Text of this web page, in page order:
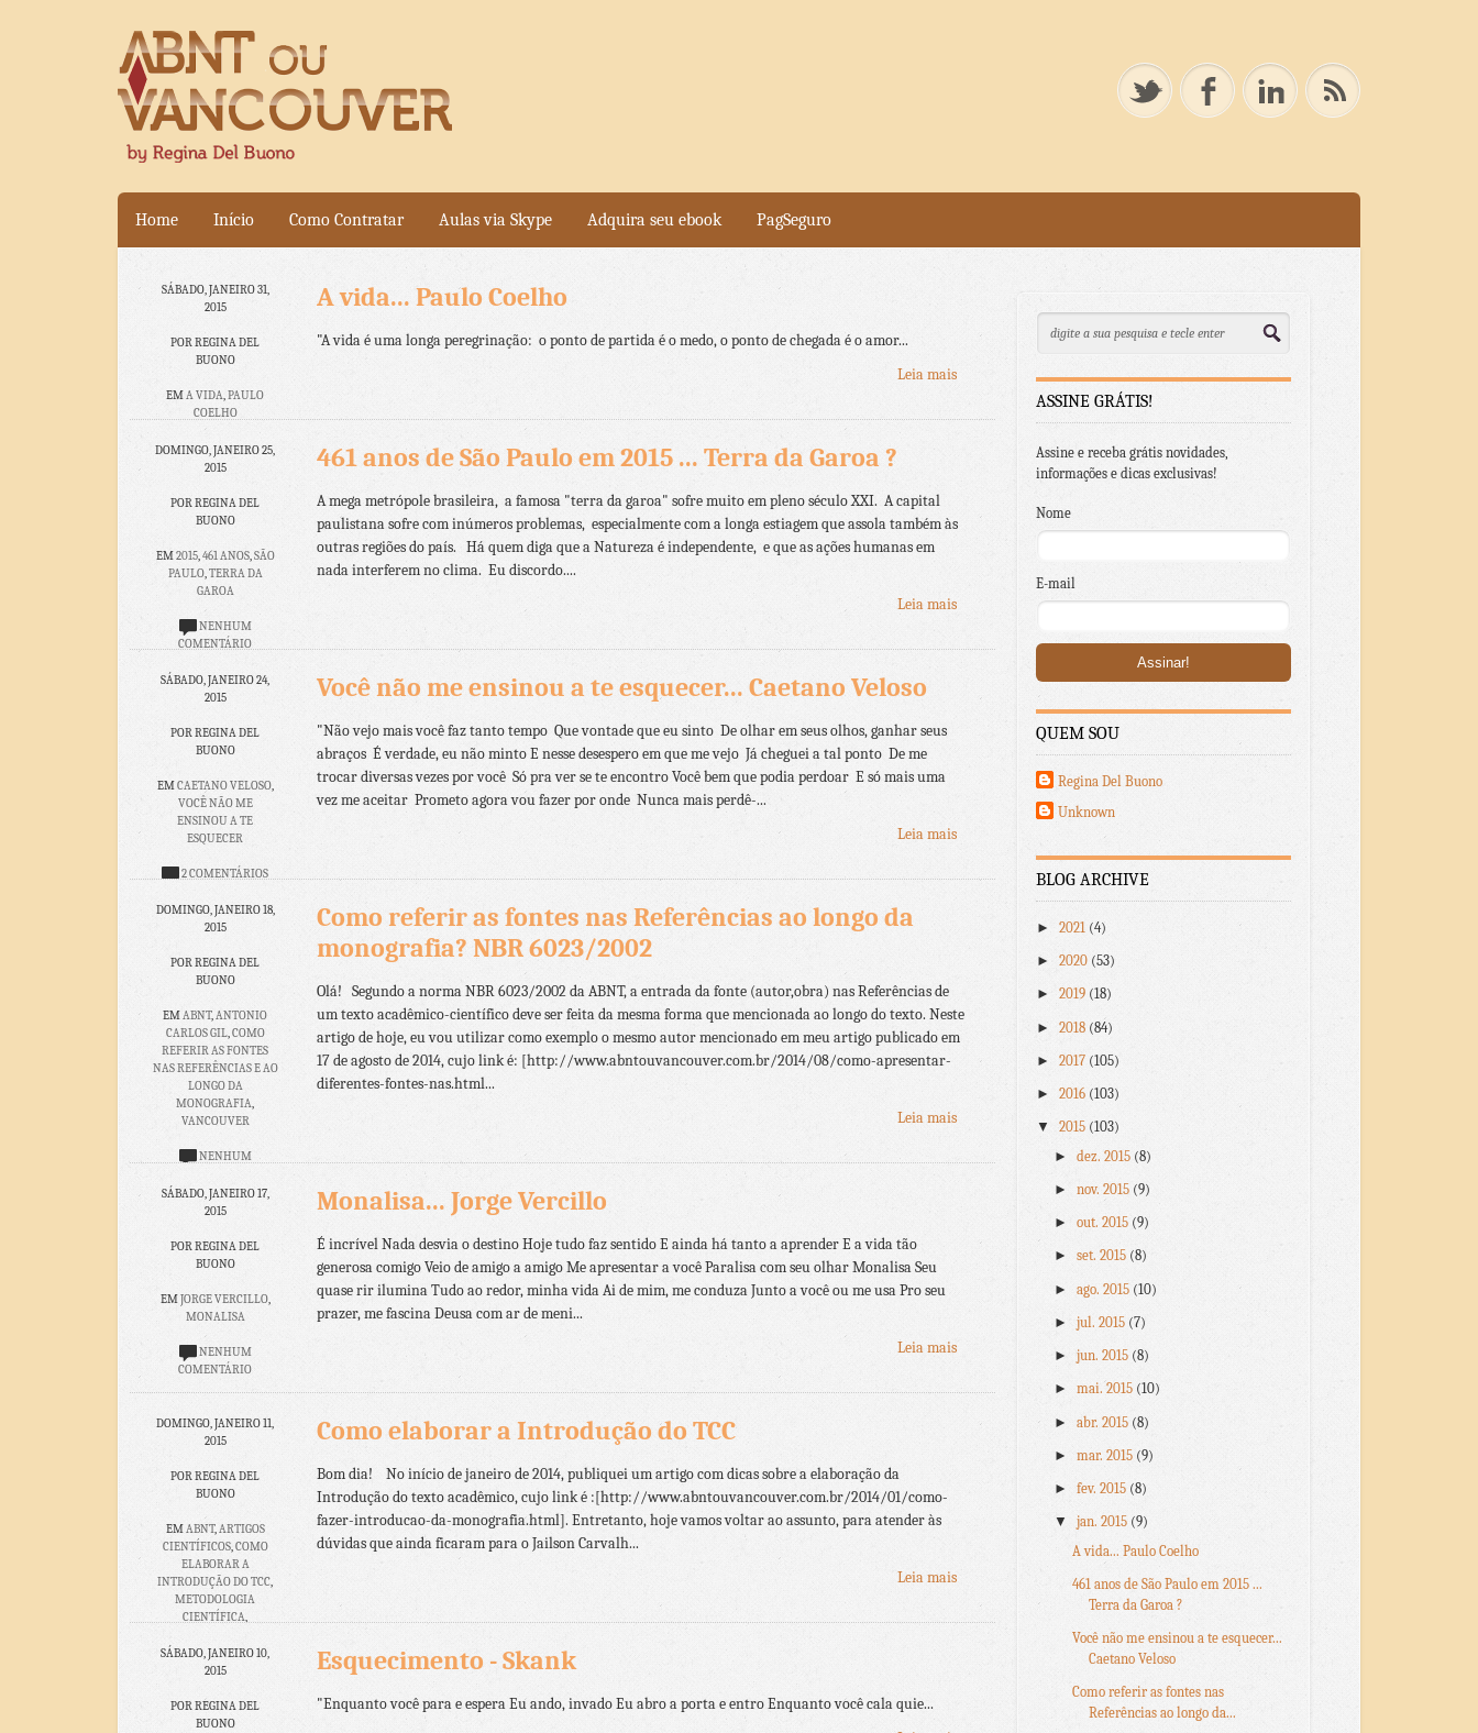
Home Início Como Contratar Aulas via Skype Adquira seu ebook PagSeguro
SÁBADO, JANEIRO 31,
2015
POR REGINA DEL
BUONO
EMA VIDA,PAULO
COELHO
NENHUM
COMENTÁRIO
A vida... Paulo Coelho
"A vida é uma longa peregrinação: o ponto de partida é o medo, o ponto de chegada é o amor...
Leia mais
DOMINGO, JANEIRO 25,
2015
POR REGINA DEL
BUONO
EM2015,461 ANOS,SÃO
PAULO,TERRA DA
GAROA
NENHUM
COMENTÁRIO
461 anos de São Paulo em 2015 ... Terra da Garoa ?
A mega metrópole brasileira, a famosa "terra da garoa" sofre muito em pleno século XXI. A capital
paulistana sofre com inúmeros problemas, especialmente com a longa estiagem que assola também às
outras regiões do país. Há quem diga que a Natureza é independente, e que as ações humanas em
nada interferem no clima. Eu discordo....
Leia mais
SÁBADO, JANEIRO 24,
2015
POR REGINA DEL
BUONO
EMCAETANO VELOSO,
VOCÊ NÃO ME
ENSINOU A TE
ESQUECER
2 COMENTÁRIOS
Você não me ensinou a te esquecer... Caetano Veloso
"Não vejo mais você faz tanto tempo Que vontade que eu sinto De olhar em seus olhos, ganhar seus
abraços É verdade, eu não minto E nesse desespero em que me vejo Já cheguei a tal ponto De me
trocar diversas vezes por você Só pra ver se te encontro Você bem que podia perdoar E só mais uma
vez me aceitar Prometo agora vou fazer por onde Nunca mais perdê-...
Leia mais
DOMINGO, JANEIRO 18,
2015
POR REGINA DEL
BUONO
EMABNT,ANTONIO
CARLOS GIL,COMO
REFERIR AS FONTES
NAS REFERÊNCIAS E AO
LONGO DA
MONOGRAFIA,
VANCOUVER
NENHUM
Como referir as fontes nas Referências ao longo da
monografia? NBR 6023/2002
Olá! Segundo a norma NBR 6023/2002 da ABNT, a entrada da fonte (autor,obra) nas Referências de
um texto acadêmico-científico deve ser feita da mesma forma que mencionada ao longo do texto. Neste
artigo de hoje, eu vou utilizar como exemplo o mesmo autor mencionado em meu artigo publicado em
17 de agosto de 2014, cujo link é: [http://www.abntouvancouver.com.br/2014/08/como-apresentar-
diferentes-fontes-nas.html...
Leia mais
SÁBADO, JANEIRO 17,
2015
POR REGINA DEL
BUONO
EMJORGE VERCILLO,
MONALISA
NENHUM
COMENTÁRIO
Monalisa... Jorge Vercillo
É incrível Nada desvia o destino Hoje tudo faz sentido E ainda há tanto a aprender E a vida tão
generosa comigo Veio de amigo a amigo Me apresentar a você Paralisa com seu olhar Monalisa Seu
quase rir ilumina Tudo ao redor, minha vida Ai de mim, me conduza Junto a você ou me usa Pro seu
prazer, me fascina Deusa com ar de meni...
Leia mais
DOMINGO, JANEIRO 11,
2015
POR REGINA DEL
BUONO
EMABNT,ARTIGOS
CIENTÍFICOS,COMO
ELABORAR A
INTRODUÇÃO DO TCC,
METODOLOGIA
CIENTÍFICA,
VANCOUVER
Como elaborar a Introdução do TCC
Bom dia! No início de janeiro de 2014, publiquei um artigo com dicas sobre a elaboração da
Introdução do texto acadêmico, cujo link é :[http://www.abntouvancouver.com.br/2014/01/como-
fazer-introducao-da-monografia.html]. Entretanto, hoje vamos voltar ao assunto, para atender às
dúvidas que ainda ficaram para o Jailson Carvalh...
Leia mais
SÁBADO, JANEIRO 10,
2015
POR REGINA DEL
BUONO
Esquecimento - Skank
"Enquanto você para e espera Eu ando, invado Eu abro a porta e entro Enquanto você cala quie...
ASSINE GRÁTIS!
Assine e receba grátis novidades,
informações e dicas exclusivas!
Nome
E-mail
QUEM SOU
Regina Del Buono
Unknown
BLOG ARCHIVE
►2021 (4)
►2020 (53)
►2019 (18)
►2018 (84)
►2017 (105)
►2016 (103)
▼2015 (103)
► dez. 2015 (8)
► nov. 2015 (9)
► out. 2015 (9)
► set. 2015 (8)
► ago. 2015 (10)
► jul. 2015 (7)
► jun. 2015 (8)
► mai. 2015 (10)
► abr. 2015 (8)
► mar. 2015 (9)
► fev. 2015 (8)
▼ jan. 2015 (9)
A vida... Paulo Coelho
461 anos de São Paulo em 2015 ...
Terra da Garoa ?
Você não me ensinou a te esquecer...
Caetano Veloso
Como referir as fontes nas
Referências ao longo da...